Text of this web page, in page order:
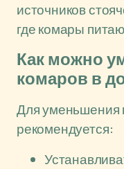
источников
где комары
Как можно
комаров в
Для уменьшения
рекомендуется: